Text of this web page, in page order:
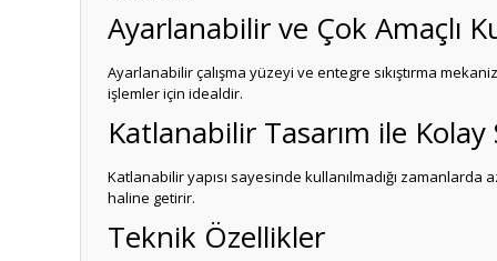
Ayarlanabilir ve Çok Amaçlı
Ayarlanabilir çalışma yüzeyi ve entegre sıkıştırma
işlemler için idealdir.
Katlanabilir Tasarım ile Kolay
Katlanabilir yapısı sayesinde kullanılmadığı zamanlarda
haline getirir.
Teknik Özellikler